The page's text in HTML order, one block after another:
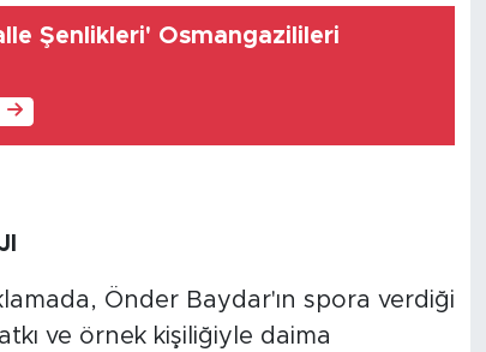
Şenlikleri' Osmangazilileri
Önder Baydar'ın spora verdiği
ve örnek kişiliğiyle daima